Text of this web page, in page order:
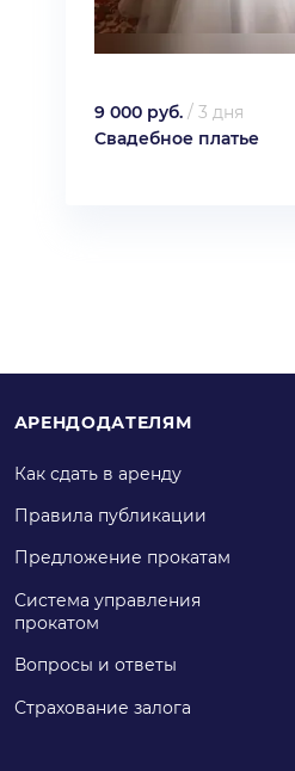
9 000 руб. / 3 дня
Свадебное платье
АРЕНДОДАТЕЛЯМ
Как сдать в аренду
Правила публикации
Предложение прокатам
Система управления
прокатом
Вопросы и ответы
Страхование залога